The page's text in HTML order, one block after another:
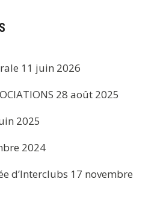
11 juin 2026
28 août 2025
2025
2024
d’Interclubs 17 novembre